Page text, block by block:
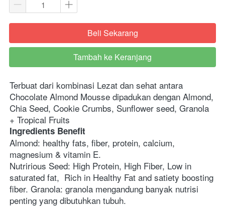
`Beli Sekarang
`
Tambah ke Keranjang
Terbuat dari kombinasi Lezat dan sehat antara
Chocolate Almond Mousse dipadukan dengan Almond,
Chia Seed, Cookie Crumbs, Sunflower seed, Granola
+ Tropical Fruits
Ingredients Benefit
Almond: healthy fats, fiber, protein, calcium,
magnesium & vitamin E.
Nutririous Seed: High Protein, High Fiber, Low in
saturated fat,  Rich in Healthy Fat and satiety boosting
fiber. Granola: granola mengandung banyak nutrisi
penting yang dibutuhkan tubuh.